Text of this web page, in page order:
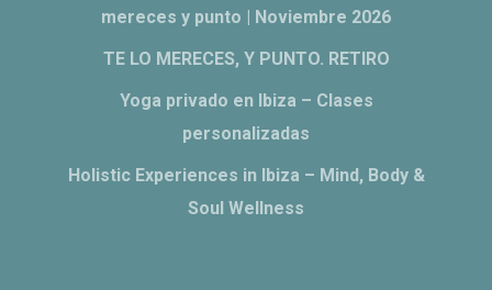
mereces y punto | Noviembre 2026
TE LO MERECES, Y PUNTO. RETIRO
Yoga privado en Ibiza – Clases
personalizadas
Holistic Experiences in Ibiza – Mind, Body &
Soul Wellness